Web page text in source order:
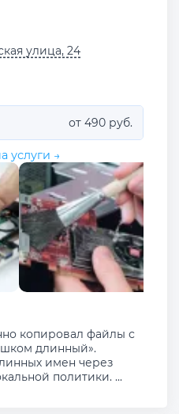
улица, 24
от 490 руб.
услуги →
копировал файлы с
длинный».
имен через
политики. ...